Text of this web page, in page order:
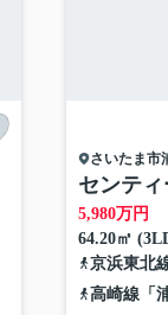
さいたま市
センティ
5,980万円
64.20㎡
京浜東北
高崎線「